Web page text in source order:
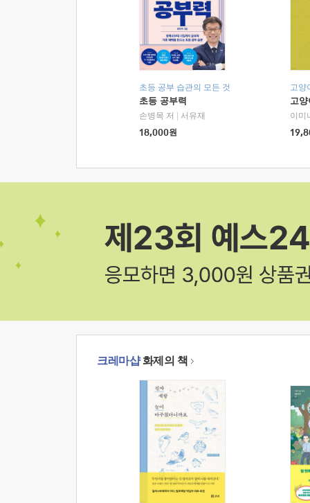
초등 공부 습관의 모든 것
초등 공부력
손병목 저
서유재
18,000원
고양
고
이미
크레마샵화제의 책